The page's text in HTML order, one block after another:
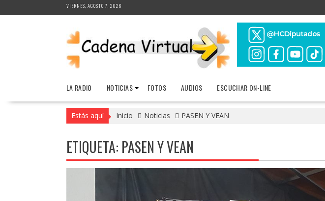
al
VIERNES, AGOSTO 7, 2026
LA RADIO NOTICIAS FOTOS AUDIOS ESCUCHAR ON-LINE
Estás aquí Inicio Noticias PASEN Y VEAN
ETIQUETA: PASEN Y VEAN